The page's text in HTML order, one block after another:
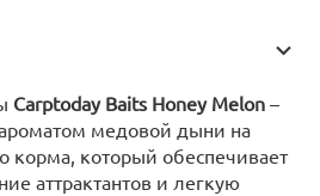
Carptoday Baits Honey Melon –
медовой дыни на
корма, который обеспечивает
аттрактантов и легкую